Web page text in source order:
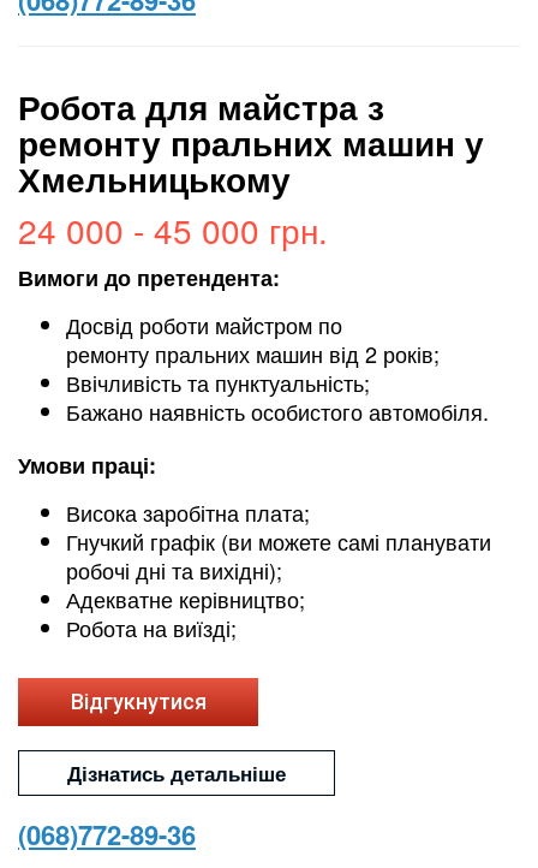
Робота для майстра з
ремонту пральних машин у
Хмельницькому
24 000 - 45 000 грн.
Вимоги до претендента:
Досвід роботи майстром по
ремонту пральних машин від 2 років;
Ввічливість та пунктуальність;
Бажано наявність особистого автомобіля.
Умови праці:
Висока заробітна плата;
Гнучкий графік (ви можете самі планувати
робочі дні та вихідні);
Адекватне керівництво;
Робота на виїзді;
Відгукнутися
Дізнатись детальніше
(068)772-89-36